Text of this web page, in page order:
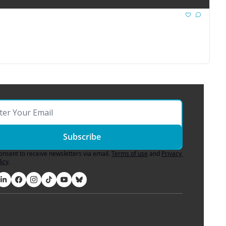
Subscribe
to receive newsletters via email. Terms of use and Privacy
.